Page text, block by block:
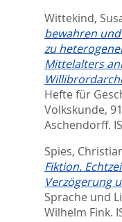
Wittekind,
bewahren
zu
Mittelalters
Hefte für
Volkskunde,
Aschendorff.
Spies,
Fiktion.
Verzögerung
Sprache und
Wilhelm Fink.